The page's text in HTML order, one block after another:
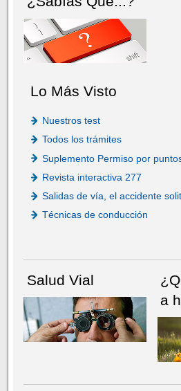
Lo Más Visto
Nuestros test
Todos los trámites
Suplemento Permiso por
Revista interactiva 277
Salidas de vía, el accidente
Técnicas de conducción
Salud Vial
a